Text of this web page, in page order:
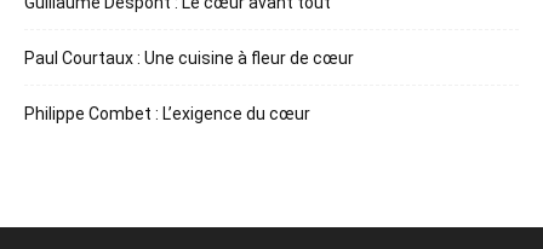
Paul Courtaux : Une cuisine à fleur de cœur
Philippe Combet : L’exigence du cœur